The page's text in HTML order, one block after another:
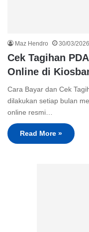
Maz Hendro 30/03/2026
Cek Tagihan
Online di
Cara Bayar dan Cek
dilakukan setiap bulan
online resmi…
Read More »